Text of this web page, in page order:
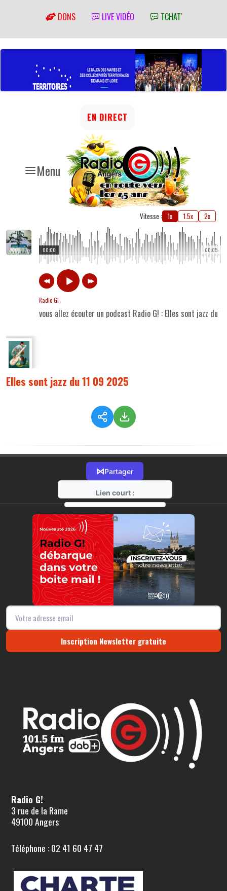
DONS LIVE VIDÉO TCHAT'
Menu
EN DIRECT
Vitesse : 1x 1.5x 2x
00:05
00:00
Radio G!
vous allez écouter un podcast Radio G! : Elles sont jazz du
Elles sont jazz du 11 09 2025
⋈Partager
Lien court :
https://radio-g.fr?18392
⧉
Inscription Newsletter gratuite
Radio G!
3 rue de la Rame
49100 Angers
Téléphone : 02 41 60 47 47